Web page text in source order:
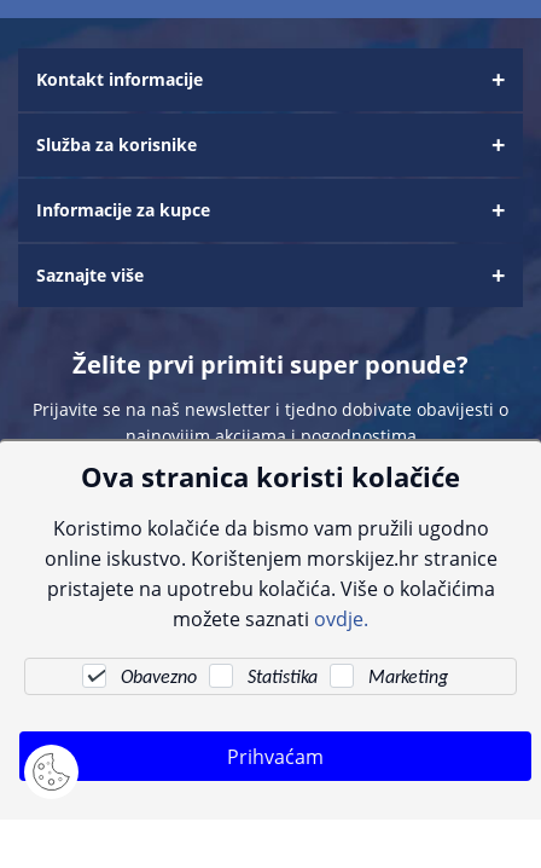
Kontakt informacije
Služba za korisnike
Informacije za kupce
Saznajte više
Želite prvi primiti super ponude?
Prijavite se na naš newsletter i tjedno dobivate obavijesti o
najnovijim akcijama i pogodnostima
Sve navedene cijene sadrže PDV. Pokušavamo osigurati što preciznije
informacije, ali zbog tehnoloških ograničenja ne možemo garantirati potpunu
kontaktirajte nas putem telefona:+385 23 231 761ili e-maila:info@morskijez.hr
Ova stranica koristi kolačiće
Koristimo kolačiće da bismo vam pružili ugodno
online iskustvo. Korištenjem morskijez.hr stranice
pristajete na upotrebu kolačića. Više o kolačićima
možete saznati ovdje.
Obavezno Statistika Marketing
Prihvaćam